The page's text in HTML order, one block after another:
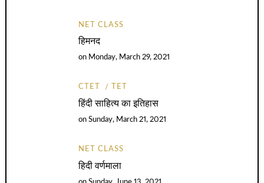
NET CLASS
हिमनद
on Monday, March 29, 2021
CTET TET
हिंदी साहित्य का इतिहास
onSunday, March 21, 2021
NET CLASS
हिदी वर्णमाला